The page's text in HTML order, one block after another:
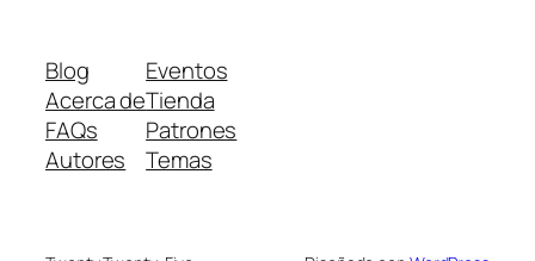
Blog
Acerca de
FAQs
Autores
Eventos
Tienda
Patrones
Temas